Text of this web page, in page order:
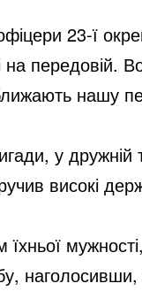
23-ї
на
нашу
у дружній
високі
їхньої